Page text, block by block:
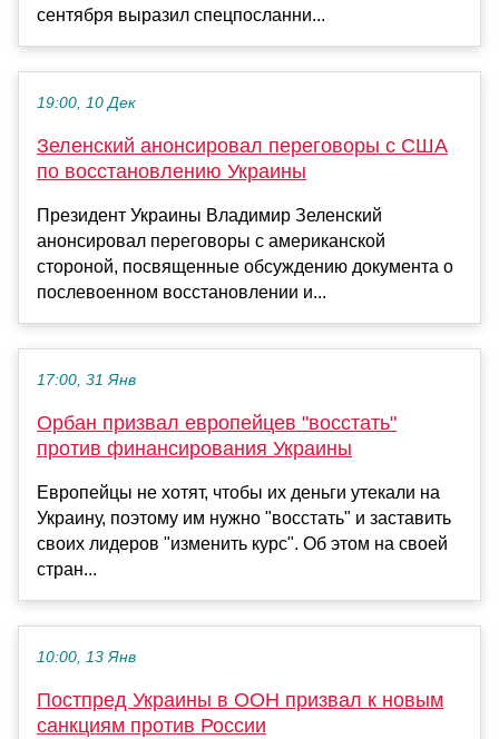
сентября выразил спецпосланни...
19:00, 10 Дек
Зеленский анонсировал переговоры с США
по восстановлению Украины
Президент Украины Владимир Зеленский
анонсировал переговоры с американской
стороной, посвященные обсуждению документа о
послевоенном восстановлении и...
17:00, 31 Янв
Орбан призвал европейцев "восстать"
против финансирования Украины
Европейцы не хотят, чтобы их деньги утекали на
Украину, поэтому им нужно "восстать" и заставить
своих лидеров "изменить курс". Об этом на своей
стран...
10:00, 13 Янв
Постпред Украины в ООН призвал к новым
санкциям против России